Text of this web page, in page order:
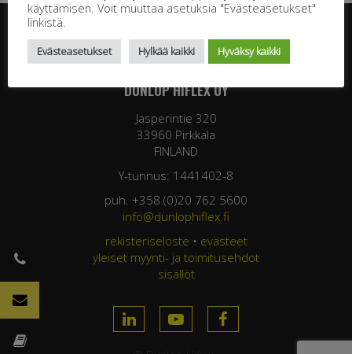
DUNLOP HIFLEX OY
Jasperintie 320
33960 Pirkkala
FINLAND
Y-tunnus: 1441402-8
puh. +358 (0)20 762 5600
info@dunlophiflex.fi
rekisteriseloste • evästeet
yleiset myynti- ja toimitusehdot
sisällöt
käyttämisen. Voit muuttaa asetuksia "Evästeasetukset"
linkistä.
Evästeasetukset Hylkää kaikki Hyväksy kaikki